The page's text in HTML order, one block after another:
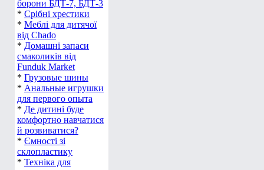
борони БДТ-7, БДТ-3
* Срібні хрестики
* Меблі для дитячої
від Chado
* Домашні запаси
смаколиків від
Funduk Market
* Грузовые шины
* Анальные игрушки
для первого опыта
* Де дитині буде
комфортно навчатися
й розвиватися?
* Ємності зі
склопластику
* Техніка для